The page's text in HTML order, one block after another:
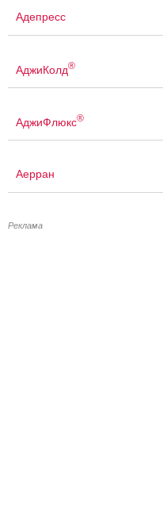
Адепресс
АджиКолд®
АджиФлюкс®
Аерран
Реклама